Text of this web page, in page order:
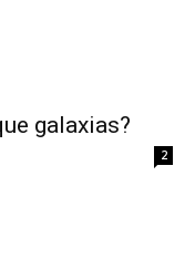
galaxias?
2